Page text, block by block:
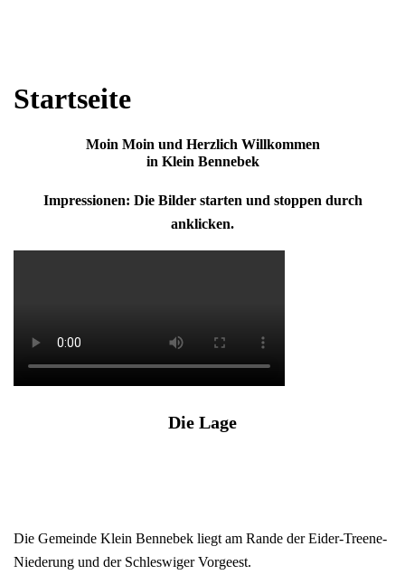
Startseite
Moin Moin und Herzlich Willkommen
in Klein Bennebek
Impressionen: Die Bilder starten und stoppen durch
anklicken.
Die Lage
Die Gemeinde Klein Bennebek liegt am Rande der Eider-Treene-
Niederung und der Schleswiger Vorgeest.